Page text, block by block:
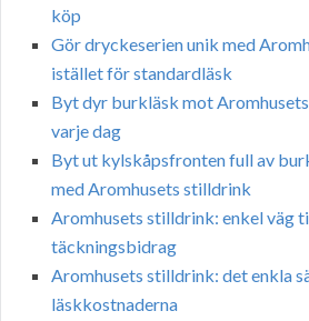
köp
Gör dryckeserien unik med
istället för standardläsk
Byt dyr burkläsk mot
varje dag
Byt ut kylskåpsfronten full av
med Aromhusets stilldrink
Aromhusets stilldrink: enkel väg
täckningsbidrag
Aromhusets stilldrink: det enkla
läskkostnaderna